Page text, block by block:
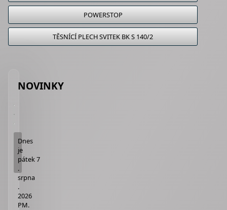
POWERSTOP
TĚSNÍCÍ PLECH SVITEK BK S 140/2
NOVINKY
Dnes
je
pátek 7
.
srpna
.
2026
PM.